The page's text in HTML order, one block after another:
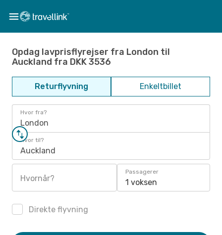
Opdag lavprisflyrejser fra London til
Auckland fra DKK 3536
Returflyvning Enkeltbillet
Hvor fra?
London
Hvor til?
Auckland
Hvornår?
Passagerer
1 voksen
Direkte flyvning